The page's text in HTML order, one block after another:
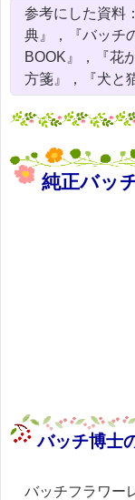
参考にした資料
典』，『バッチ
BOOK』，『花
方箋』，『犬と
純正バッ
バッチ博士
バッチフラワー